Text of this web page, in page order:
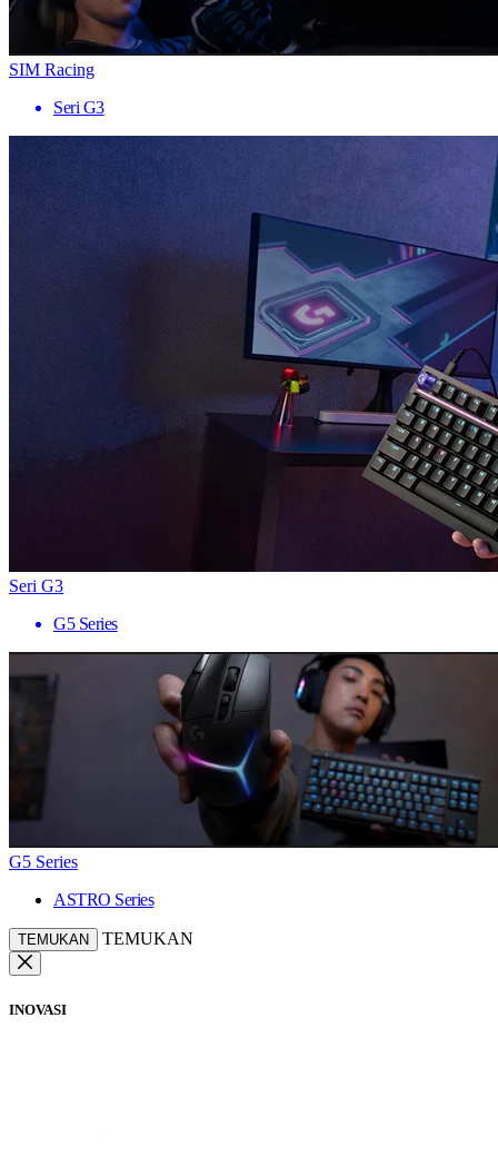
SIM Racing
Seri G3
Seri G3
G5 Series
G5 Series
ASTRO Series
TEMUKAN TEMUKAN
INOVASI